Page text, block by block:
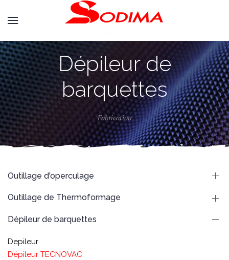
Dépileur de
barquettes
Fabrication
Outillage d'operculage
Outillage de Thermoformage
Dépileur de barquettes
Depileur
Dépileur TECNOVAC